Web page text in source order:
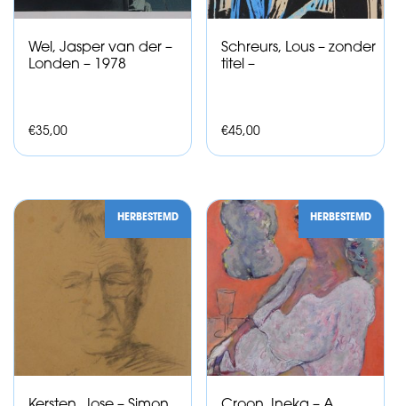
Wel, Jasper van der –
Londen – 1978
€35,00
Schreurs, Lous – zonder
titel –
€45,00
HERBESTEMD HERBESTEMD